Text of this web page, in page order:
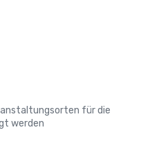
für die
werden